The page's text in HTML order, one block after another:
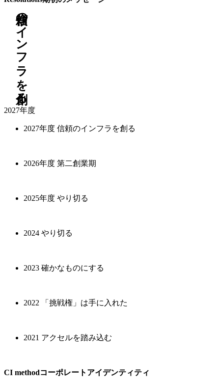
信頼のインフラを創る
2027年度
2027年度 信頼のインフラを創る
私たちは昨年度、「第二創業期」という大きな旗を掲
した。エンタープライズ領域での実績が着実に積み上
がり、グループに加わった新たな事業との連携によっ
てきた高い基準に照らせば、私たちの歩みには改善す
ォームの実現にある」という確信を持てたことだと、
世界は今、AIの劇的な進化のただ中にあります。
ものになりつつあります。これはSaaS業界全体にとっ
2026年度 第二創業期
KiteRaは、新たなカテゴリーマーケットを創造する
近年、企業におけるガバナンス・リスク・コンプライ
アンスの管理（以下、GRC）に対する社会的責任や経
件やニュースはいまだ後を絶ちません。その当事者と
ています。
挙げられます。しかし、それだけではありません。
る必要があり、非常に複雑です。その複雑さゆえに、
2025年度 やり切る
2025年年頭にあたり、今年のテーマは昨年掲げた「や
る」を継続したいと思います。
その結果に対して私は強い危機感と自責の念を持ちま
ス企業になってしまう。つまりスタートアップとして
の KiteRa は死ぬ。そう強く思いました。
の、KiteRa は創業時からエクイティファイナンスを繰
2024 やり切る
2024年年頭にあたり、今年のテーマは「やり切る」を
ーマに掲げました。
社会になかった新しい価値観を当たり前にする、社会
2023 確かなものにする
2023年のテーマは「確かなものにする」を掲げたいと
グロース株の値下がりにつられる形で、未上場のスタ
ました。
2022 「挑戦権」は手に入れた
創業から３年足らずで７００社を超える企業に利用さ
いて。
2021 アクセルを踏み込む
新年あけましておめでとうございます。
CI methodコーポレートアイデンティティ